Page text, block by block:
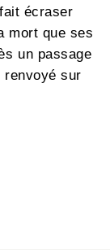
écraser
mort que ses
un passage
renvoyé sur
va se
dans sa vie
va être